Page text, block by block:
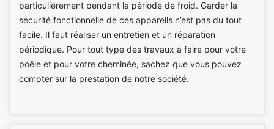
particulièrement pendant la période de froid. Garder la
sécurité fonctionnelle de ces appareils n’est pas du tout
facile. Il faut réaliser un entretien et un réparation
périodique. Pour tout type des travaux à faire pour votre
poêle et pour votre cheminée, sachez que vous pouvez
compter sur la prestation de notre société.